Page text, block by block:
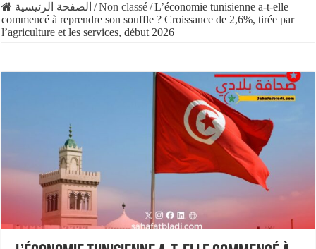
الصفحة الرئيسية /Non classé/L’économie tunisienne a-t-elle
commencé à reprendre son souffle ? Croissance de 2,6%, tirée par
l’agriculture et les services, début 2026